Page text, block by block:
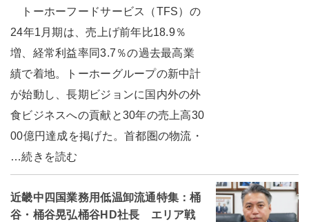
トーホーフードサービス（TFS）の
24年1月期は、売上げ前年比18.9％
増、経常利益率同3.7％の過去最高業
績で着地。トーホーグループの新中計
が始動し、長期ビジョンに国内外の外
食ビジネスへの貢献と30年の売上高30
00億円達成を掲げた。首都圏の物流・
…続きを読む
近畿中四国業務用低温卸流通特集：桶
谷・桶谷晃弘桶谷HD社長 エリア戦